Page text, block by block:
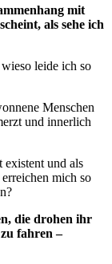
mit
als sehe ich
leide ich so
Menschen
und innerlich
und als
mich so
die drohen ihr
fahren –